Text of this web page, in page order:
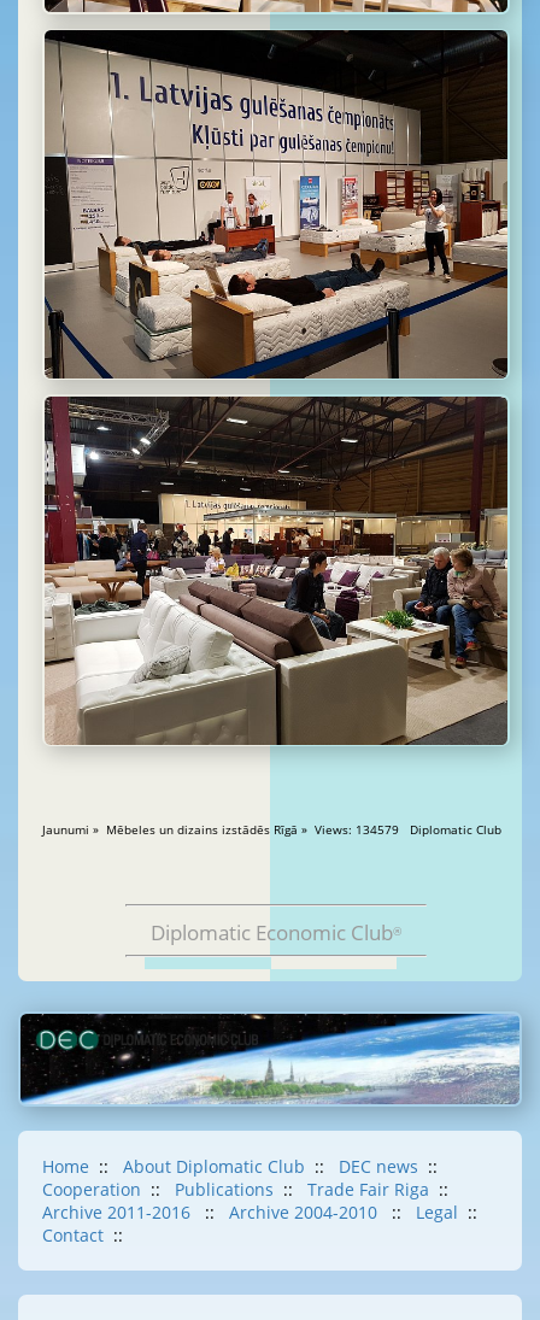
Jaunumi » Mēbeles un dizains izstādēs Rīgā » Views: 134579 Diplomatic Club
Diplomatic Economic Club®
Home :: About Diplomatic Club :: DEC news ::
Cooperation :: Publications :: Trade Fair Riga ::
Archive 2011-2016
:: Archive 2004-2010 :: Legal ::
Contact ::